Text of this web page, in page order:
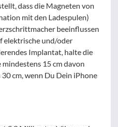
dass die Magneten von
mit den Ladespulen)
beeinflussen
elektrische und/oder
Implantat, halte die
15 cm davon
cm, wenn Du Dein iPhone